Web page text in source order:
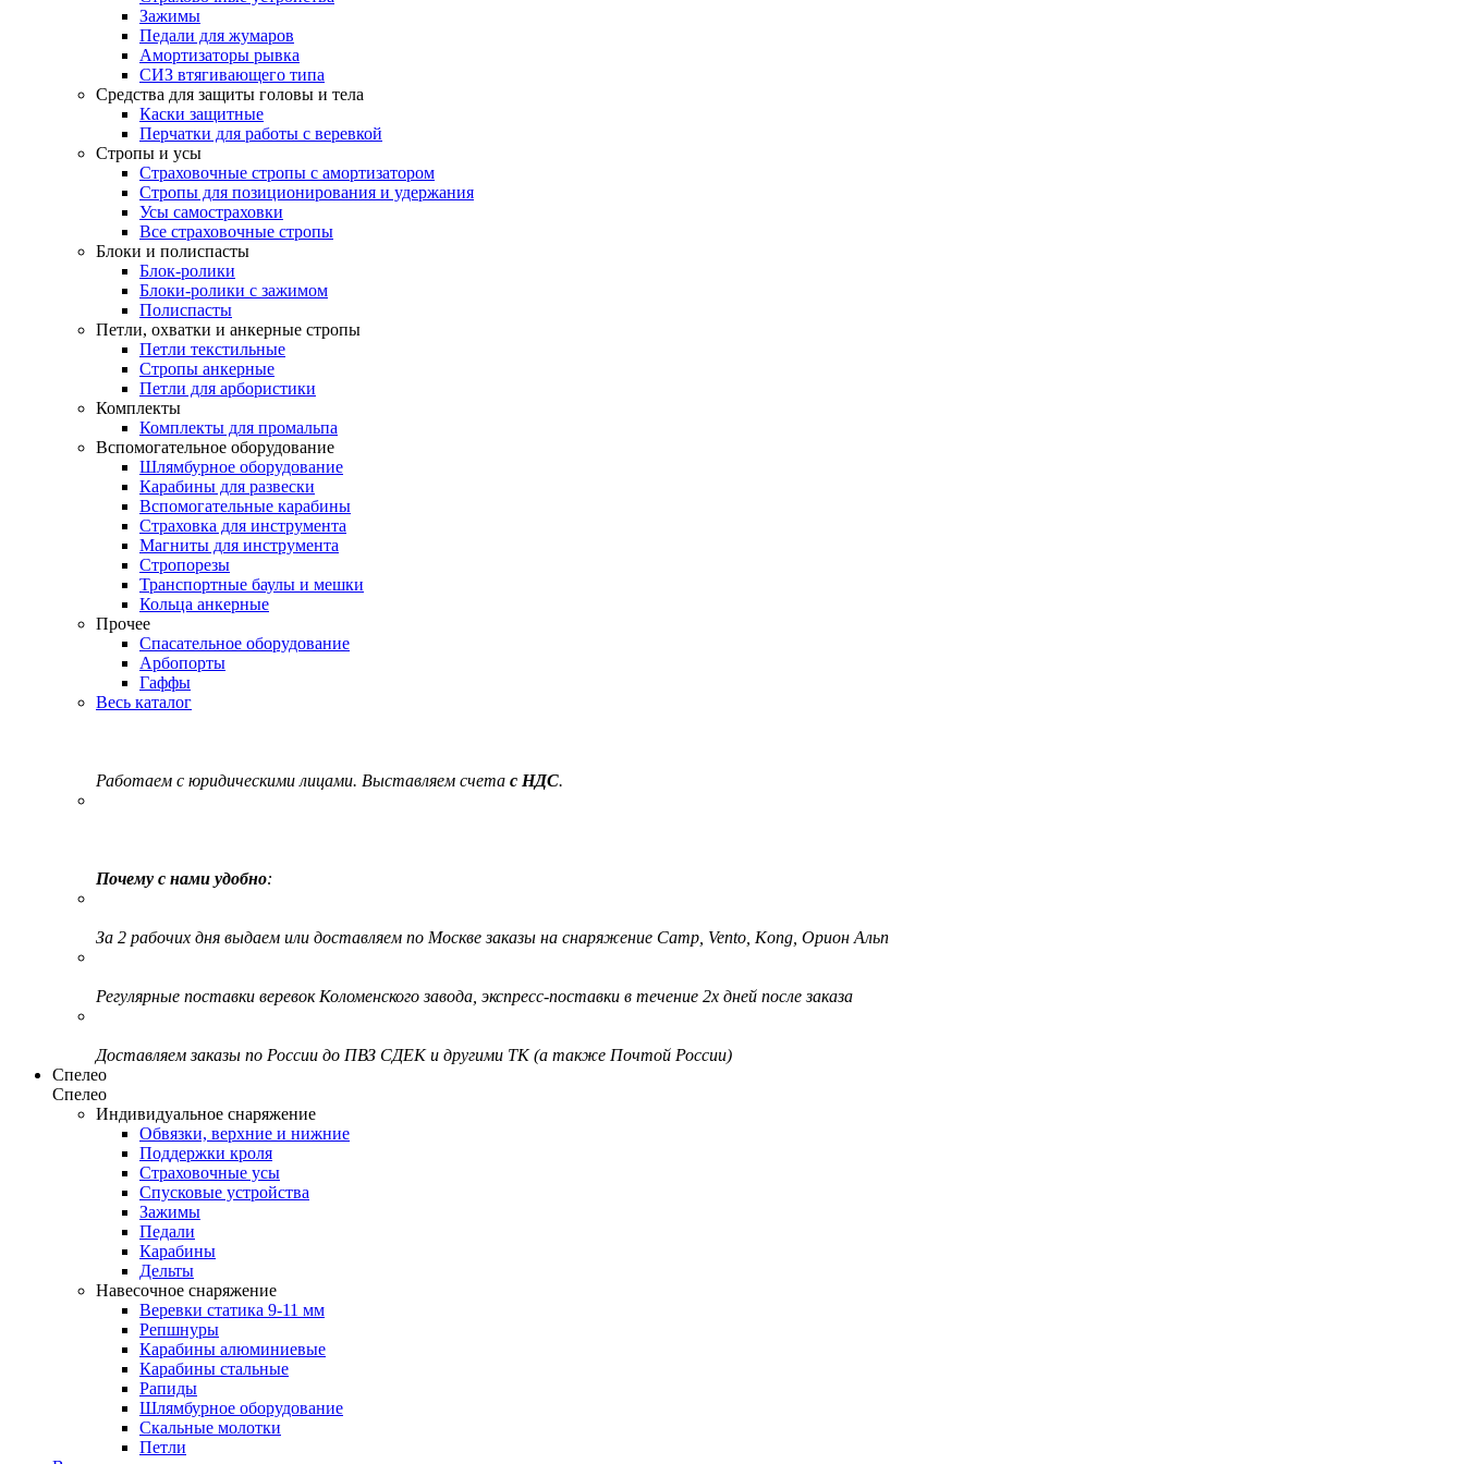
Зажимы
Педали для жумаров
Амортизаторы рывка
СИЗ втягивающего типа
Средства для защиты головы и тела
Каски защитные
Перчатки для работы с веревкой
Стропы и усы
Страховочные стропы с амортизатором
Стропы для позиционирования и удержания
Усы самостраховки
Все страховочные стропы
Блоки и полиспасты
Блок-ролики
Блоки-ролики с зажимом
Полиспасты
Петли, охватки и анкерные стропы
Петли текстильные
Стропы анкерные
Петли для арбористики
Комплекты
Комплекты для промальпа
Вспомогательное оборудование
Шлямбурное оборудование
Карабины для развески
Вспомогательные карабины
Страховка для инструмента
Магниты для инструмента
Стропорезы
Транспортные баулы и мешки
Кольца анкерные
Прочее
Спасательное оборудование
Арбопорты
Гаффы
Весь каталог
Работаем с юридическими лицами. Выставляем счета с НДС.
Почему с нами удобно:
За 2 рабочих дня выдаем или доставляем по Москве заказы на снаряжение Camp, Vento, Kong, Орион Альп
Регулярные поставки веревок Коломенского завода, экспресс-поставки в течение 2х дней после заказа
Доставляем заказы по России до ПВЗ СДЕК и другими ТК (а также Почтой России)
Спелео
Спелео
Индивидуальное снаряжение
Обвязки, верхние и нижние
Поддержки кроля
Страховочные усы
Спусковые устройства
Зажимы
Педали
Карабины
Дельты
Навесочное снаряжение
Веревки статика 9-11 мм
Репшнуры
Карабины алюминиевые
Карабины стальные
Рапиды
Шлямбурное оборудование
Скальные молотки
Петли